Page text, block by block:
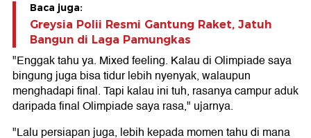
Baca juga:
Greysia Polii Resmi Gantung Raket, Jatuh
Bangun di Laga Pamungkas
"Enggak tahu ya. Mixed feeling. Kalau di Olimpiade saya
bingung juga bisa tidur lebih nyenyak, walaupun
menghadapi final. Tapi kalau ini tuh, rasanya campur aduk
daripada final Olimpiade saya rasa," ujarnya.
"Lalu persiapan juga, lebih kepada momen tahu di mana